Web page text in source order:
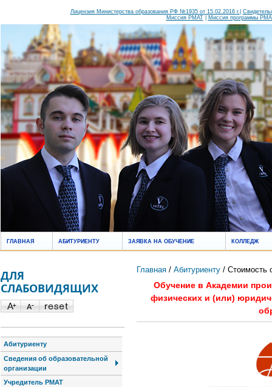
Лицензия Министерства образования РФ №1935 от 15.02.2016 г.
Миссия РМАТ| Миссия программы
ГЛАВНАЯ АБИТУРИЕНТУ ЗАЯВКА НА ОБУЧЕНИЕ КОЛЛЕДЖ
Главная /Абитуриенту / Стоимость
Обучение в Академии
физических и (или)
ДЛЯ
СЛАБОВИДЯЩИХ
Абитуриенту
Сведения об образовательной
организации
Учредитель РМАТ